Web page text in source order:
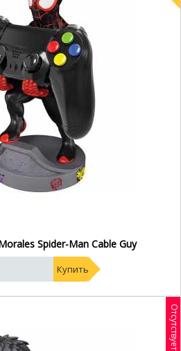
Spider-Man Cable Guy
Купить
Отсутствует